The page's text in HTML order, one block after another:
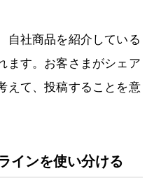
自社商品を紹介している
ます。お客さまがシェア
えて、投稿することを意
インを使い分ける